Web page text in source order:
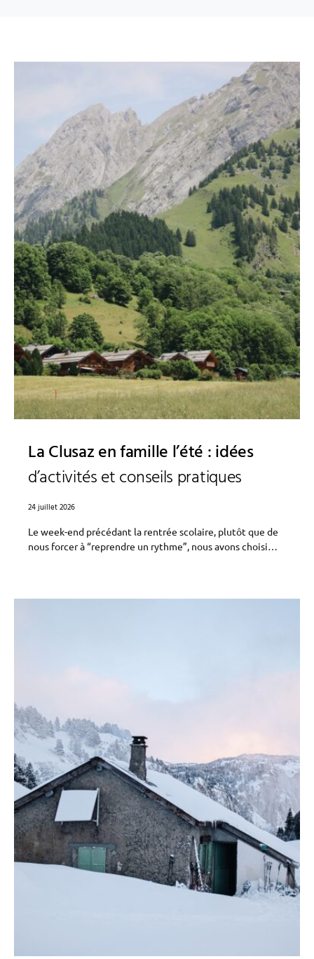
La Clusaz en famille l’été : idées
d’activités et conseils pratiques
24 juillet 2026
Le week-end précédant la rentrée scolaire, plutôt que de
nous forcer à “reprendre un rythme”, nous avons choisi…